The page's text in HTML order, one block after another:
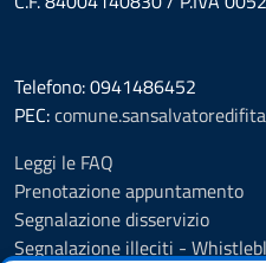
Telefono: 0941486452
PEC:
Leggi le FAQ
Prenotazione appuntamento
Segnalazione disservizio
Segnalazione illeciti -